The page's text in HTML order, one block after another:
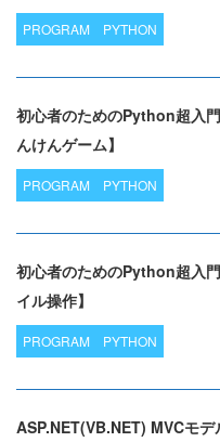
PROGRAM PYTHON
初心者のためのPython超入
んけんゲーム】
PROGRAM PYTHON
初心者のためのPython超入
イル操作】
PROGRAM PYTHON
ASP.NET(VB.NET) MVCモデ